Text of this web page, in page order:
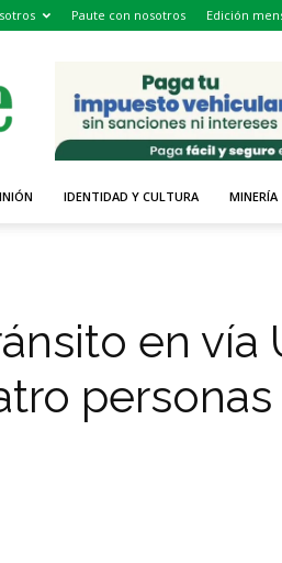
Paute con nosotros Edición
IDENTIDAD Y CULTURA MINERÍA
en vía